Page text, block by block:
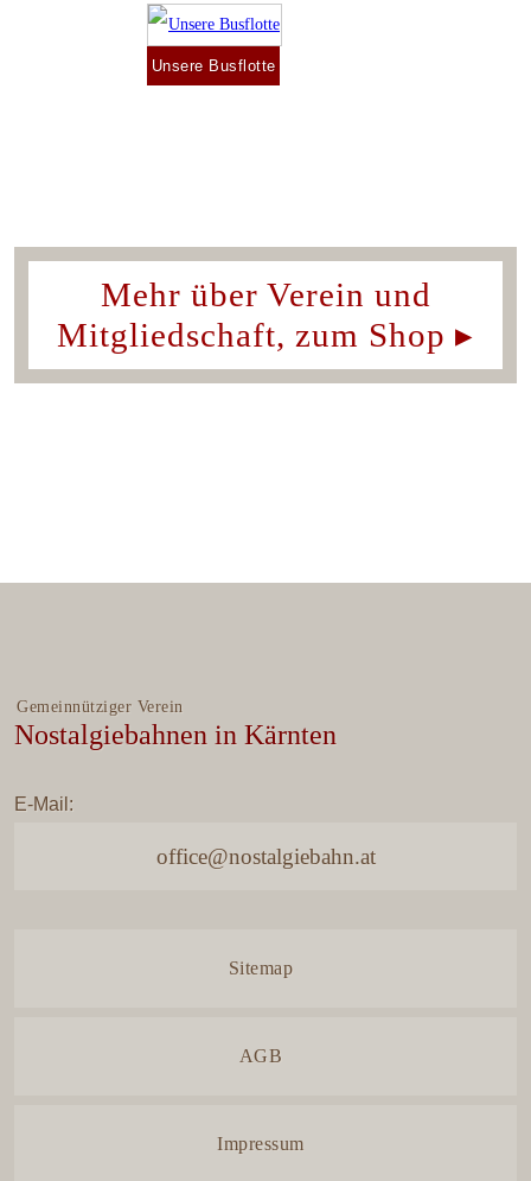
Unsere Busflotte
Mehr über Verein und
Mitgliedschaft, zum Shop ▸
Gemeinnütziger Verein
Nostalgiebahnen in Kärnten
E-Mail:
office@nostalgiebahn.at
Sitemap
AGB
Impressum